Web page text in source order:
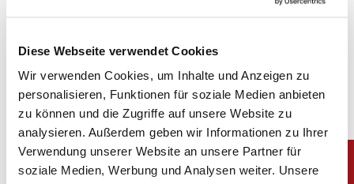
Diese Webseite verwendet Cookies
Wir verwenden Cookies, um Inhalte und Anzeigen zu
personalisieren, Funktionen für soziale Medien anbieten
zu können und die Zugriffe auf unsere Website zu
analysieren. Außerdem geben wir Informationen zu Ihrer
Verwendung unserer Website an unsere Partner für
soziale Medien, Werbung und Analysen weiter. Unsere
Energieholzsortimente eingenommen werden kann.
Welchen Beitrag kann die Kaminbranche leisten, um
den Wald zu schützen und gleichzeitig als Ressource
verantwortungsvoll zu nutzen?
BK:Obwohl Wälder als CO2-Senken, anders als Moore